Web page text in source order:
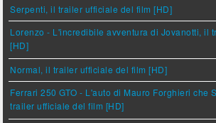
Serpenti, il trailer ufficiale del film [HD]
Lorenzo - L'incredibile avventura di Jovanotti, il
[HD]
Normal, il trailer ufficiale del film [HD]
Ferrari 250 GTO - L'auto di Mauro Forghieri che
trailer ufficiale del film [HD]